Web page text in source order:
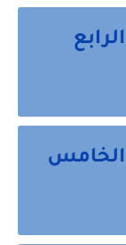
الخامس